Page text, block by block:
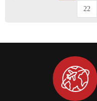
22